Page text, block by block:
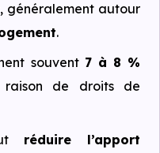
, généralement autour
.
souvent 7 à 8 %
de droits de
réduire l’apport